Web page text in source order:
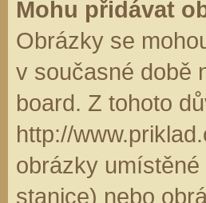
Mohu přidávat
Obrázky se
v současné době
board. Z tohoto
http://
obrázky
stanice) nebo